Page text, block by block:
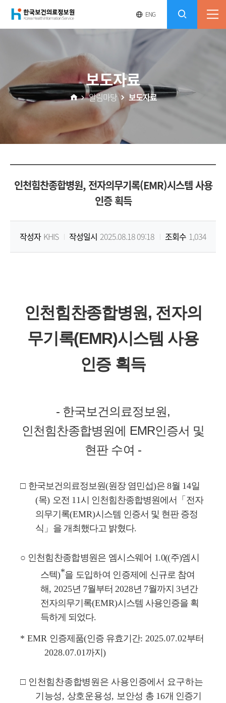
(재)
보
건
의
료
보
Information
Service
ENG영
사
기
전
기
전
체
보도자료
알림마당 보도자료
인천힘찬종합병원, 전자의무기록(EMR)시스템 사용
인증 획득
작성자 KHIS 작성일시 2025.08.18 09:18 조회수 1,034
인천힘찬종합병원 , 전자의
무기록(EMR)시스템 사용
인증 획득
- 한국보건의료정보원 ,
인천힘찬종합병원에 EMR인증서 및
현판 수여 -
□ 한국보건의료정보원(원장 염민섭)은 8월 14일
(목) 오전 11시 인천힘찬종합병원에서 「 전자
의무기록(EMR)시스템 인증서 및 현판 증정
식 」 을 개최했다고 밝혔다.
○ 인천힘찬종합병원은 엠시스웨어 1.0((주)엠시
스텍)*을 도입하여 인증제에 신규로 참여
해 , 2025년 7월부터 2028년 7월까지 3년간
전자의무기록(EMR)시스템 사용인증을 획
득하게 되었다.
* EMR 인증제품(인증 유효기간: 2025.07.02부터
2028.07.01 까지)
□ 인천힘찬종합병원은 사용인증에서 요구하는
기능성, 상호운용성, 보안성 총 16개 인증기